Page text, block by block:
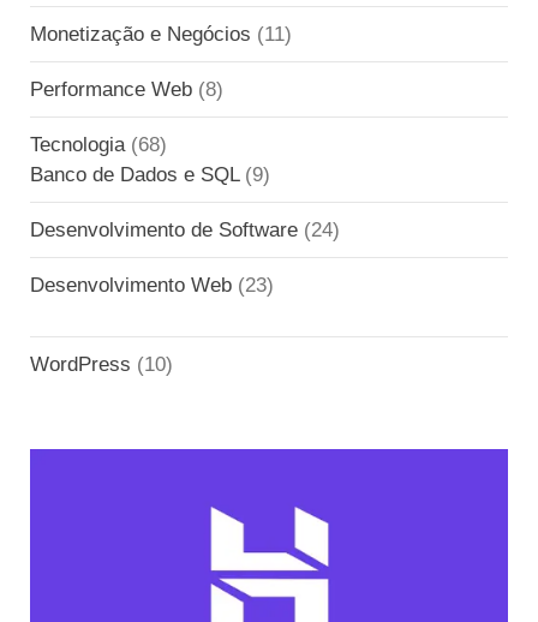
Monetização e Negócios (11)
Performance Web (8)
Tecnologia(68)
Banco de Dados e SQL(9)
Desenvolvimento de Software (24)
Desenvolvimento Web (23)
WordPress (10)